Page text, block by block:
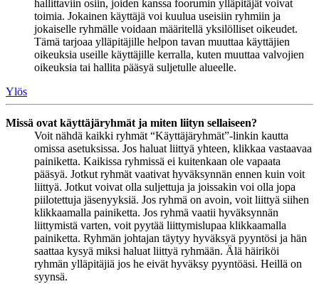
hallittaviin osiin, joiden kanssa foorumin ylläpitäjät voivat
toimia. Jokainen käyttäjä voi kuulua useisiin ryhmiin ja
jokaiselle ryhmälle voidaan määritellä yksilölliset oikeudet.
Tämä tarjoaa ylläpitäjille helpon tavan muuttaa käyttäjien
oikeuksia useille käyttäjille kerralla, kuten muuttaa valvojien
oikeuksia tai hallita pääsyä suljetulle alueelle.
Ylös
Missä ovat käyttäjäryhmät ja miten liityn sellaiseen?
Voit nähdä kaikki ryhmät “Käyttäjäryhmät”-linkin kautta
omissa asetuksissa. Jos haluat liittyä yhteen, klikkaa vastaavaa
painiketta. Kaikissa ryhmissä ei kuitenkaan ole vapaata
pääsyä. Jotkut ryhmät vaativat hyväksynnän ennen kuin voit
liittyä. Jotkut voivat olla suljettuja ja joissakin voi olla jopa
piilotettuja jäsenyyksiä. Jos ryhmä on avoin, voit liittyä siihen
klikkaamalla painiketta. Jos ryhmä vaatii hyväksynnän
liittymistä varten, voit pyytää liittymislupaa klikkaamalla
painiketta. Ryhmän johtajan täytyy hyväksyä pyyntösi ja hän
saattaa kysyä miksi haluat liittyä ryhmään. Älä häiriköi
ryhmän ylläpitäjiä jos he eivät hyväksy pyyntöäsi. Heillä on
syynsä.